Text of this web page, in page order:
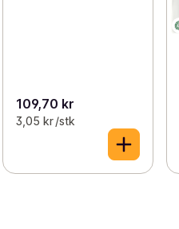
109,70 kr
3,05 kr /stk